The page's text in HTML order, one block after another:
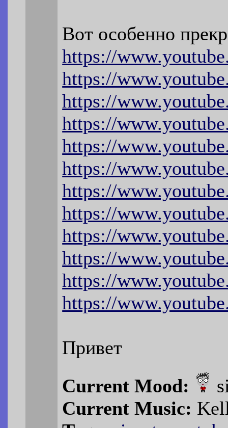
Вот особенно
https://
https://
https://
https://
https://
https://
https://
https://
https://
https://
https://
https://
Привет
Current Mood:
Current Music: